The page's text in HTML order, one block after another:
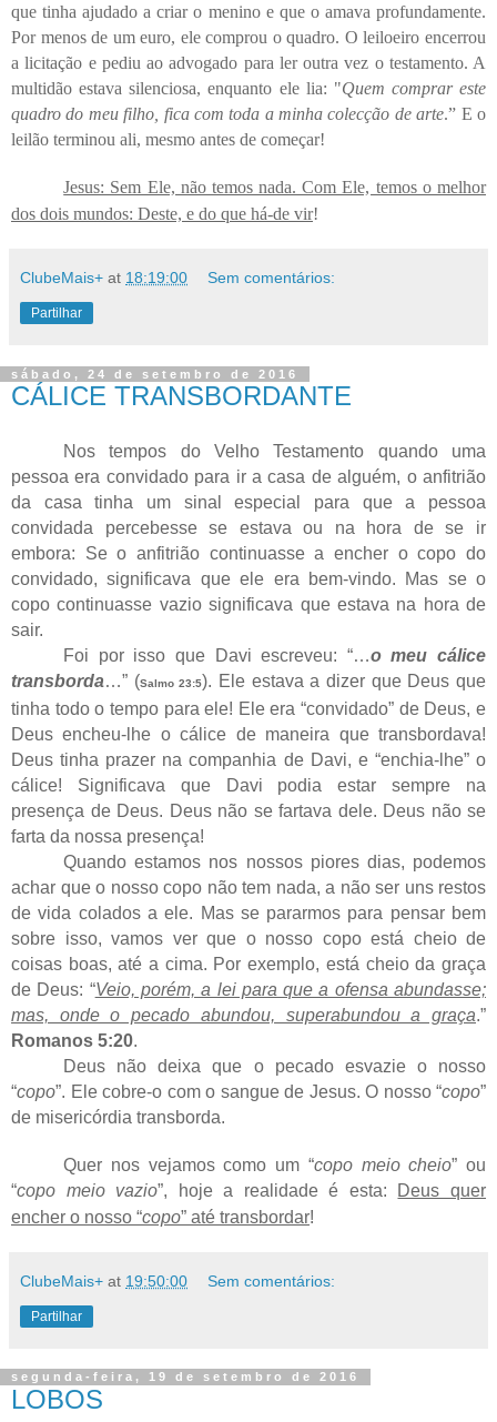
que tinha ajudado a criar o menino e que o amava profundamente.
Por menos de um euro, ele comprou o quadro. O leiloeiro encerrou
a licitação e pediu ao advogado para ler outra vez o testamento. A
multidão estava silenciosa, enquanto ele lia: "Quem comprar este
quadro do meu filho, fica com toda a minha colecção de arte.” E o
leilão terminou ali, mesmo antes de começar!
Jesus: Sem Ele, não temos nada. Com Ele, temos o melhor
dos dois mundos: Deste, e do que há-de vir!
ClubeMais+ at 18:19:00 Sem comentários:
Partilhar
sábado, 24 de setembro de 2016
CÁLICE TRANSBORDANTE
Nos tempos do Velho Testamento quando uma
pessoa era convidado para ir a casa de alguém, o anfitrião
da casa tinha um sinal especial para que a pessoa
convidada percebesse se estava ou na hora de se ir
embora: Se o anfitrião continuasse a encher o copo do
convidado, significava que ele era bem-vindo. Mas se o
copo continuasse vazio significava que estava na hora de
sair.
Foi por isso que Davi escreveu: “…o meu cálice
transborda…” (Salmo 23:5). Ele estava a dizer que Deus que
tinha todo o tempo para ele! Ele era “convidado” de Deus, e
Deus encheu-lhe o cálice de maneira que transbordava!
Deus tinha prazer na companhia de Davi, e “enchia-lhe” o
cálice! Significava que Davi podia estar sempre na
presença de Deus. Deus não se fartava dele. Deus não se
farta da nossa presença!
Quando estamos nos nossos piores dias, podemos
achar que o nosso copo não tem nada, a não ser uns restos
de vida colados a ele. Mas se pararmos para pensar bem
sobre isso, vamos ver que o nosso copo está cheio de
coisas boas, até a cima. Por exemplo, está cheio da graça
de Deus: “Veio, porém, a lei para que a ofensa abundasse;
mas, onde o pecado abundou, superabundou a graça.”
Romanos 5:20.
Deus não deixa que o pecado esvazie o nosso
“copo”. Ele cobre-o com o sangue de Jesus. O nosso “copo”
de misericórdia transborda.
Quer nos vejamos como um “copo meio cheio” ou
“copo meio vazio”, hoje a realidade é esta: Deus quer
encher o nosso “copo” até transbordar!
ClubeMais+ at 19:50:00 Sem comentários:
Partilhar
segunda-feira, 19 de setembro de 2016
LOBOS